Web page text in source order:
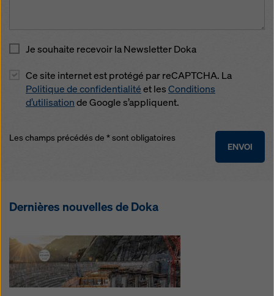
Je souhaite recevoir la Newsletter Doka
Ce site internet est protégé par reCAPTCHA. La
Politique de confidentialitéet lesConditions
d’utilisationde Google s’appliquent.
ENVOI
Les champs précédés de * sont obligatoires
Dernières nouvelles de Doka